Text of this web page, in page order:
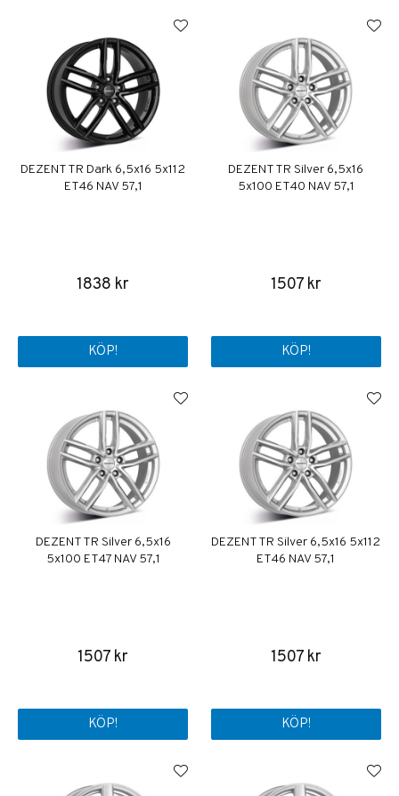
DEZENT TR Dark 6,5x16 5x112
ET46 NAV 57,1
1838 kr
KÖP!
DEZENT TR Silver 6,5x16
5x100 ET40 NAV 57,1
1507 kr
KÖP!
DEZENT TR Silver 6,5x16
5x100 ET47 NAV 57,1
1507 kr
KÖP!
DEZENT TR Silver 6,5x16 5x112
ET46 NAV 57,1
1507 kr
KÖP!